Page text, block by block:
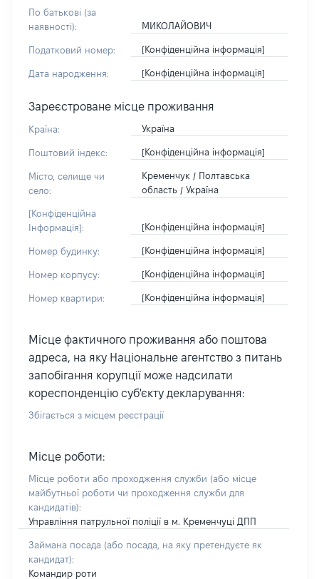
По батькові (за
наявності):
МИКОЛАЙОВИЧ
Податковий номер: [Конфіденційна інформація]
Дата народження: [Конфіденційна інформація]
Зареєстроване місце проживання
Країна: Україна
Поштовий індекс: [Конфіденційна інформація]
Місто, селище чи
село:
Кременчук / Полтавська
область / Україна
[Конфіденційна
Інформація]:
[Конфіденційна інформація]
Номер будинку: [Конфіденційна інформація]
Номер корпусу: [Конфіденційна інформація]
Номер квартири: [Конфіденційна інформація]
Місце фактичного проживання або поштова
адреса, на яку Національне агентство з питань
запобігання корупції може надсилати
кореспонденцію суб'єкту декларування:
Збігається з місцем реєстрації
Місце роботи:
Місце роботи або проходження служби (або місце
майбутньої роботи чи проходження служби для
кандидатів):
Управління патрульної поліції в м. Кременчуці ДПП
Займана посада (або посада, на яку претендуєте як
кандидат):
Командир роти